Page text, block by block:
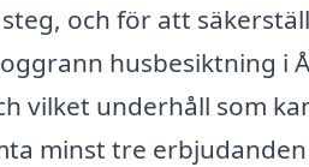
och för att
husbesiktning i
vilket underhåll som
minst tre